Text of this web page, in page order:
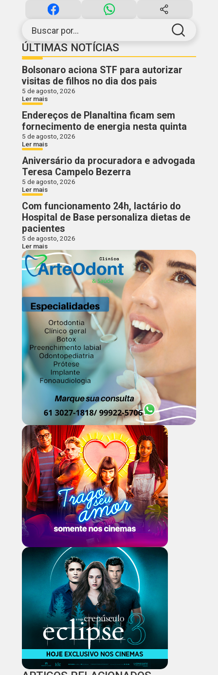
Buscar por...
ÚLTIMAS NOTÍCIAS
Bolsonaro aciona STF para autorizar
visitas de filhos no dia dos pais
5 de agosto, 2026
Ler mais
Endereços de Planaltina ficam sem
fornecimento de energia nesta quinta
5 de agosto, 2026
Ler mais
Aniversário da procuradora e advogada
Teresa Campelo Bezerra
5 de agosto, 2026
Ler mais
Com funcionamento 24h, lactário do
Hospital de Base personaliza dietas de
pacientes
5 de agosto, 2026
Ler mais